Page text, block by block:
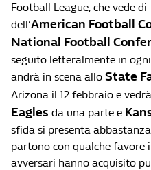
Football League, che vede
dell’American Football
National Football
seguito letteralmente in
andrà in scena allo State
Arizona il 12 febbraio e
Eagles da una parte e
sfida si presenta
partono con qualche favore
avversari hanno acquisito